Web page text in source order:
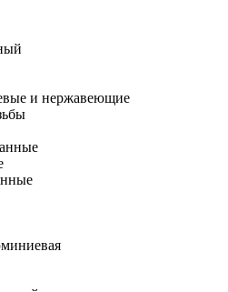
и нержавеющие